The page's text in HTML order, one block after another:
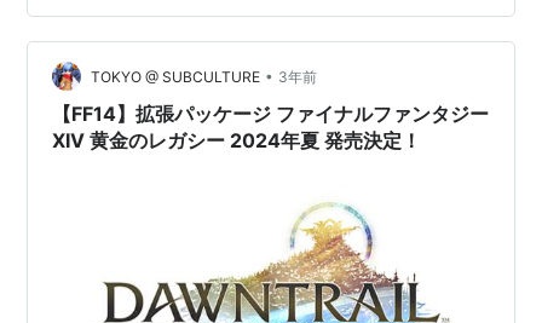
のユーチューブチャンネルにて『ファイナルファンタジ
ーXIVクロニクル Part 1～3』これまでのFF14、こ…
TOKYO @ SUBCULTURE • 3年前
【FF14】拡張パッケージ ファイナルファンタジー
XIV 黄金のレガシー 2024年夏 発売決定！